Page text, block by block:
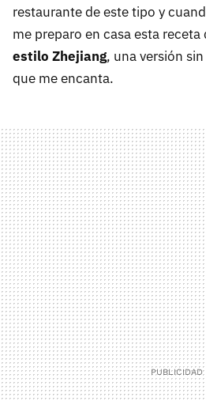
restaurante de este tipo y
me preparo en casa esta receta
estilo Zhejiang, una versión
que me encanta.